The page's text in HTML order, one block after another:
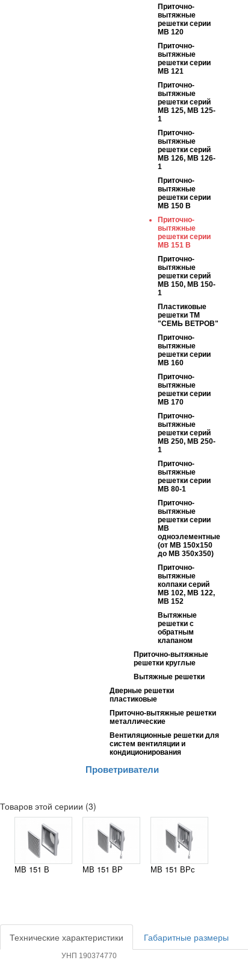
Приточно-
вытяжные
решетки серии
МВ 120
Приточно-
вытяжные
решетки серии
МВ 121
Приточно-
вытяжные
решетки серий
МВ 125, МВ 125-
1
Приточно-
вытяжные
решетки серий
МВ 126, МВ 126-
1
Приточно-
вытяжные
решетки серии
МВ 150 В
Приточно-
вытяжные
решетки серии
МВ 151 В
Приточно-
вытяжные
решетки серий
МВ 150, МВ 150-
1
Пластиковые
решетки ТМ
"СЕМЬ ВЕТРОВ"
Приточно-
вытяжные
решетки серии
МВ 160
Приточно-
вытяжные
решетки серии
МВ 170
Приточно-
вытяжные
решетки серий
МВ 250, МВ 250-
1
Приточно-
вытяжные
решетки серии
МВ 80-1
Приточно-
вытяжные
решетки серии
МВ
одноэлементные
(от МВ 150х150
до МВ 350х350)
Приточно-
вытяжные
колпаки серий
МВ 102, МВ 122,
МВ 152
Вытяжные
решетки с
обратным
клапаном
Приточно-вытяжные
решетки круглые
Вытяжные решетки
Дверные решетки
пластиковые
Приточно-вытяжные решетки
металлические
Вентиляционные решетки для
систем вентиляции и
кондиционирования
Проветриватели
Товаров этой сериии (3)
МВ 151 В МВ 151 ВР МВ 151 ВРс
Технические характеристики Габаритные размеры
УНП 190374770